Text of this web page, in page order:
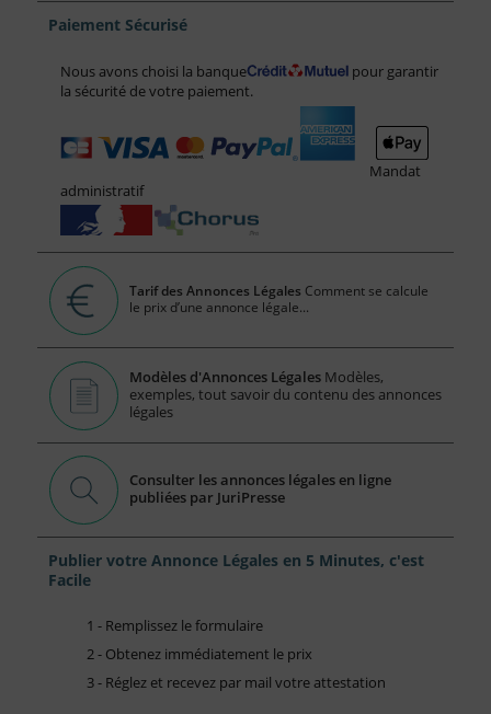
Paiement Sécurisé
Nous avons choisi la banque
pour garantir
la sécurité de votre paiement.
Mandat
administratif
Tarif des Annonces Légales Comment se calcule
le prix d’une annonce légale...
Modèles d'Annonces Légales Modèles,
exemples, tout savoir du contenu des annonces
légales
Consulter les annonces légales en ligne
publiées par JuriPresse
Publier votre Annonce Légales en 5 Minutes, c'est
Facile
1 - Remplissez le formulaire
2 - Obtenez immédiatement le prix
3 - Réglez et recevez par mail votre attestation